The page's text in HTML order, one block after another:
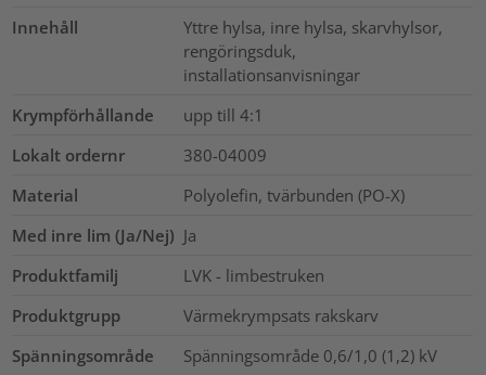
Innehåll
Yttre hylsa, inre hylsa, skarvhylsor,
rengöringsduk,
installationsanvisningar
Krympförhållande
upp till 4:1
Lokalt ordernr
380-04009
Material
Polyolefin, tvärbunden (PO-X)
Med inre lim (Ja/Nej) Ja
Produktfamilj
LVK - limbestruken
Produktgrupp
Värmekrympsats rakskarv
Spänningsområde
Spänningsområde 0,6/1,0 (1,2) kV